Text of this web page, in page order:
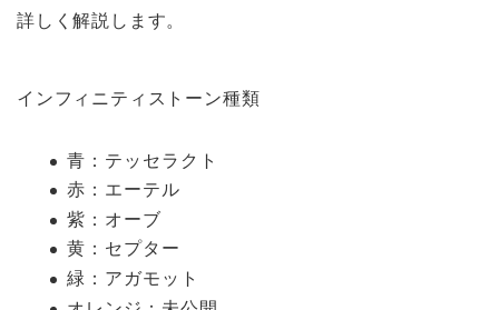
詳しく解説します。
インフィニティストーン種類
青：テッセラクト
赤：エーテル
紫：オーブ
黄：セプター
緑：アガモット